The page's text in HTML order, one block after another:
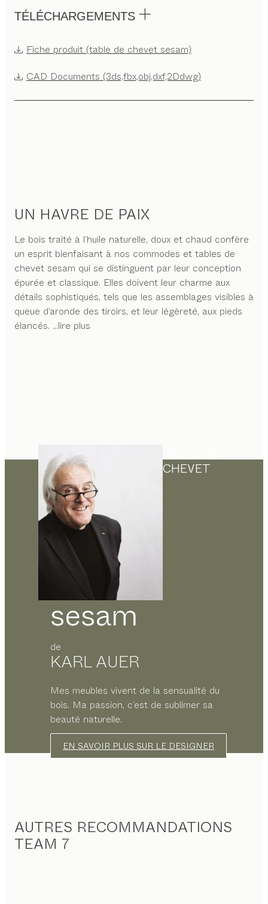
TÉLÉCHARGEMENTS
Fiche produit (table de chevet sesam)
CAD Documents (3ds,fbx,obj,dxf,2Ddwg)
UN HAVRE DE PAIX
Le bois traité à l’huile naturelle, doux et chaud confère
un esprit bienfaisant à nos commodes et tables de
chevet sesam qui se distinguent par leur conception
épurée et classique. Elles doivent leur charme aux
détails sophistiqués, tels que les assemblages visibles à
queue d’aronde des tiroirs, et leur légèreté, aux pieds
élancés. ...lire plus
CHEVET
sesam
de
KARL AUER
Mes meubles vivent de la sensualité du
bois. Ma passion, c’est de sublimer sa
beauté naturelle.
EN SAVOIR PLUS SUR LE DESIGNER
AUTRES RECOMMANDATIONS
TEAM 7